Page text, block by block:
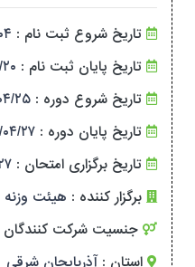
تاریخ شروع ثبت نام :
تاریخ پایان ثبت نام :
تاریخ شروع دوره :
تاریخ پایان دوره :
تاریخ برگزاری امتحان :
برگزار کننده : هیئت وزنه
جنسیت شرکت کنندگان
استان : آذربایجان شرقی